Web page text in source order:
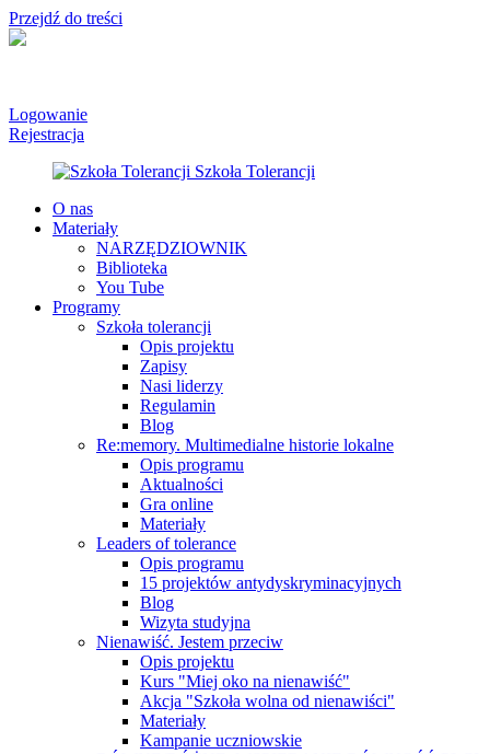
Przejdź do treści
Logowanie
Rejestracja
O nas
Materiały
NARZĘDZIOWNIK
Biblioteka
You Tube
Programy
Szkoła tolerancji
Opis projektu
Zapisy
Nasi liderzy
Regulamin
Blog
Re:memory. Multimedialne historie lokalne
Opis programu
Aktualności
Gra online
Materiały
Leaders of tolerance
Opis programu
15 projektów antydyskryminacyjnych
Blog
Wizyta studyjna
Nienawiść. Jestem przeciw
Opis projektu
Kurs "Miej oko na nienawiść"
Akcja "Szkoła wolna od nienawiści"
Materiały
Kampanie uczniowskie